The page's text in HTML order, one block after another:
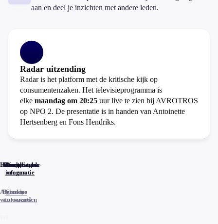
aan en deel je inzichten met andere leden.
Radar uitzending
Radar is het platform met de kritische kijk op
consumentenzaken. Het televisieprogramma is
elke maandag om 20:25 uur live te zien bij AVROTROS
op NPO 2. De presentatie is in handen van Antoinette
Hertsenberg en Fons Hendriks.
Home
Actueel
Uitzendingen
Reacties
Programma-
informatie
Veelgestelde
vragen
Algemene
voorwaarden
Privacy
statements
Cookies